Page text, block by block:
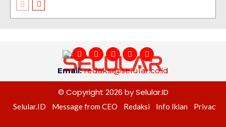
Email:redaksi@selular.co.id
© Copyright 2026 by Selular.ID
Selular.ID Message from CEO Redaksi Info Iklan Privacy